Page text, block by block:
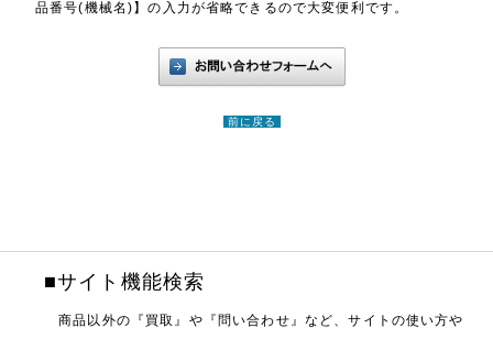
品番号(機械名)】の入力が省略できるので大変便利です。
前に戻る
■サイト機能検索
商品以外の『買取』や『問い合わせ』など、サイトの使い方や